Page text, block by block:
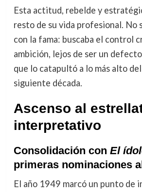
Esta actitud, rebelde y
resto de su vida profesional. No
con la fama: buscaba el control
ambición, lejos de ser un
que lo catapultó a lo más alto
siguiente década.
Ascenso al
interpretativo
Consolidación con El
primeras nominaciones
El año 1949 marcó un punto de